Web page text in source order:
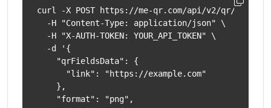
curl -X POST https://me-qr.com/api/v2/qr/link/
  -H "Content-Type: application/json" \
  -H "X-AUTH-TOKEN: YOUR_API_TOKEN" \
  -d '{
    "qrFieldsData": {
      "link": "https://example.com"
    },
    "format": "png",